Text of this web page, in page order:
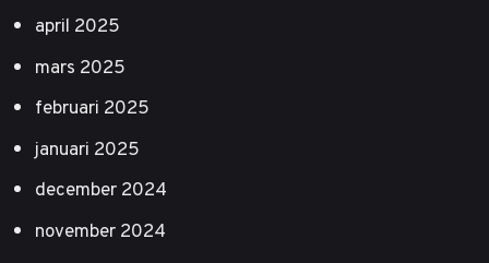
april 2025
mars 2025
februari 2025
januari 2025
december 2024
november 2024